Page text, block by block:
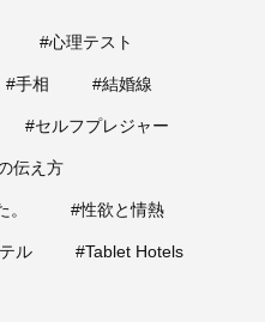
#心理テスト
#手相 #結婚線
#セルフプレジャー
伝え方
#性欲と情熱
ル #Tablet Hotels